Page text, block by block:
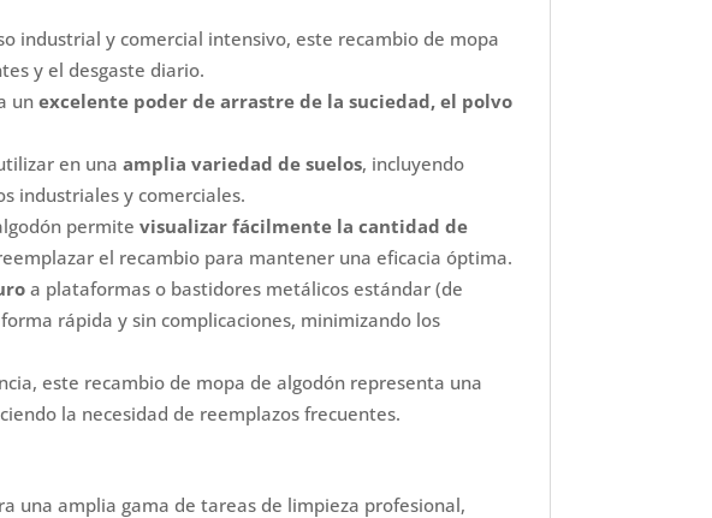
industrial y comercial intensivo, este recambio de mopa
y el desgaste diario.
unexcelente poder de arrastre de la suciedad, el polvo
en unaamplia variedad de suelos, incluyendo
industriales y comerciales.
permitevisualizar fácilmente la cantidad de
el recambio para mantener una eficacia óptima.
a plataformas o bastidores metálicos estándar (de
rápida y sin complicaciones, minimizando los
este recambio de mopa de algodón representa una
la necesidad de reemplazos frecuentes.
una amplia gama de tareas de limpieza profesional,